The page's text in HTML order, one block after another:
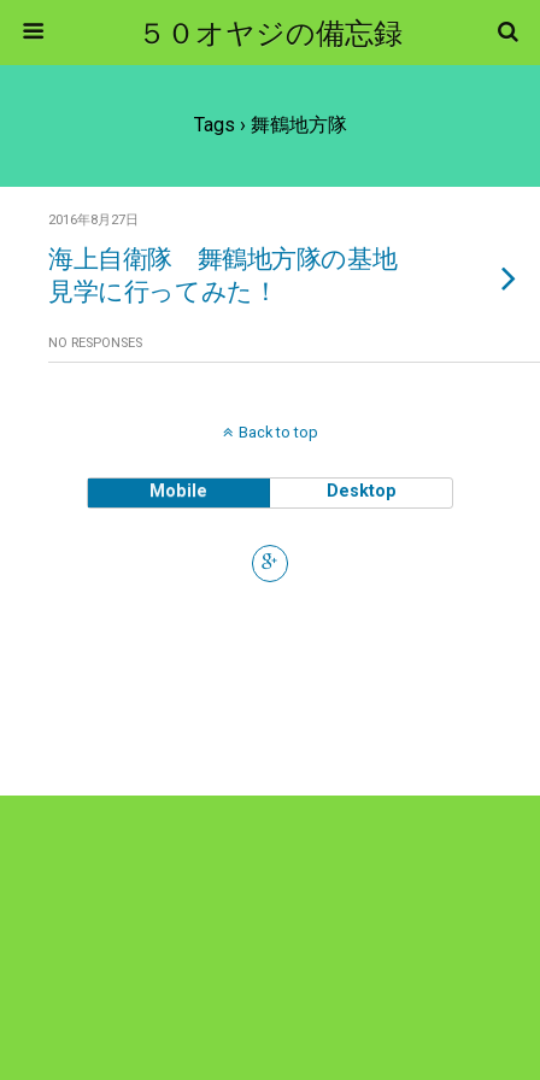
５０オヤジの備忘録
Tags › 舞鶴地方隊
2016年8月27日
海上自衛隊 舞鶴地方隊の基地
見学に行ってみた！
NO RESPONSES
Back to top
Mobile Desktop